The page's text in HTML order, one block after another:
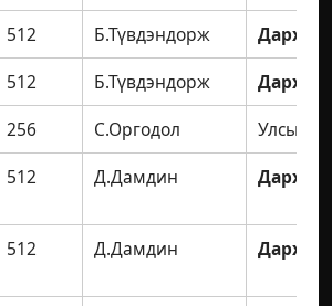
512 Б.Түвдэндорж
Дархан
512 Б.Түвдэндорж
Дархан
256 С.Оргодол
Улсын
512 Д.Дамдин Дархан
512 Д.Дамдин Дархан